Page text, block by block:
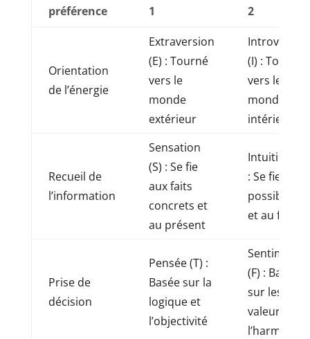
préférence
1
2
Orientation
de l’énergie
Extraversion
(E) : Tourné
vers le
monde
extérieur
(I) : Tourné
vers le
monde
intérieur
Recueil de
l’information
Sensation
(S) : Se fie
aux faits
concrets et
au présent
Intuition (N)
: Se fie aux
possibilités
et au futur
Prise de
décision
Pensée (T) :
Basée sur la
logique et
l’objectivité
Sentiment
(F) : Basée
sur les
valeurs et
l’harmonie